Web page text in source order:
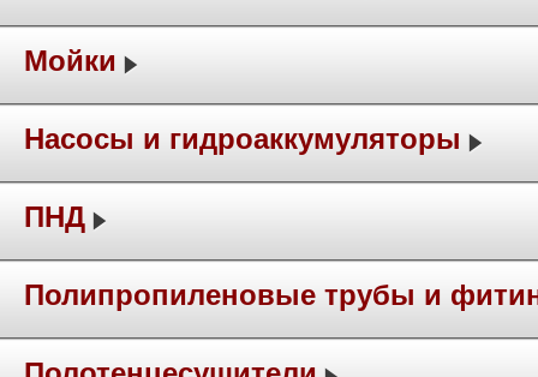
Мойки
Насосы и гидроаккумуляторы
ПНД
Полипропиленовые трубы и